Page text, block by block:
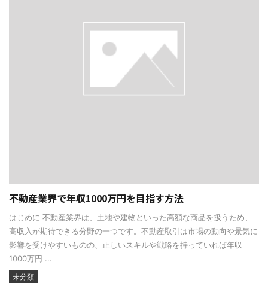
不動産業界で年収1000万円を目指す方法
はじめに 不動産業界は、土地や建物といった高額な商品を扱うため、
高収入が期待できる分野の一つです。不動産取引は市場の動向や景気に
影響を受けやすいものの、正しいスキルや戦略を持っていれば年収
1000万円 ...
未分類